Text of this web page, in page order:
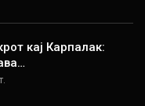
кај Карпалак: